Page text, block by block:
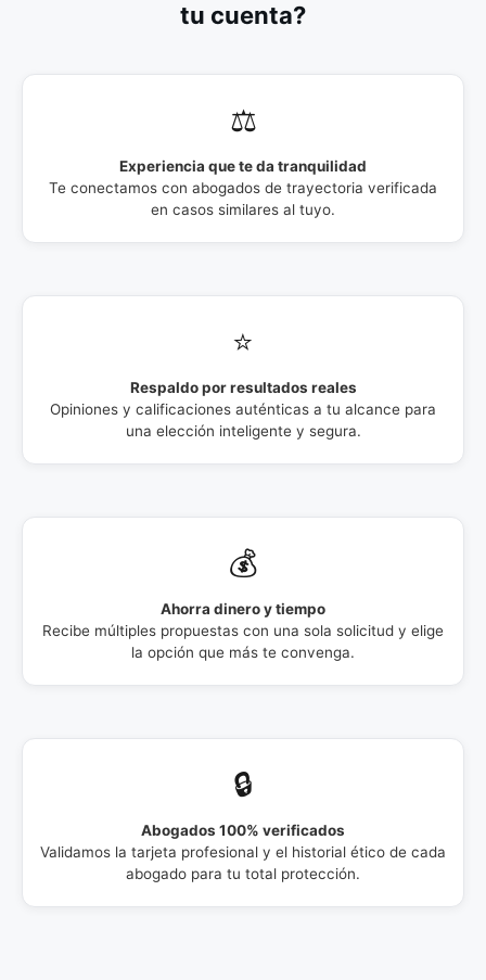
tu cuenta?
⚖️
Experiencia que te da tranquilidad
Te conectamos con abogados de trayectoria verificada
en casos similares al tuyo.
⭐
Respaldo por resultados reales
Opiniones y calificaciones auténticas a tu alcance para
una elección inteligente y segura.
💰
Ahorra dinero y tiempo
Recibe múltiples propuestas con una sola solicitud y elige
la opción que más te convenga.
🔒
Abogados 100% verificados
Validamos la tarjeta profesional y el historial ético de cada
abogado para tu total protección.